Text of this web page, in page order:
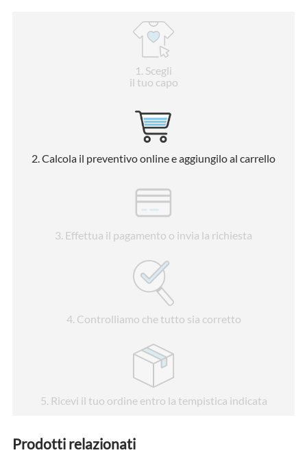
1 . Scegli
il tuo capo
2. Calcola il preventivo online e aggiungilo al carrello
3 . Effettua il pagamento o invia la richiesta
4. Controlliamo che tutto sia corretto
5 . Ricevi il tuo ordine entro la tempistica indicata
Prodotti relazionati